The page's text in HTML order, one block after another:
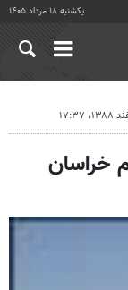
یکشنبه ۱۸ مرداد ۱۴۰۵
خراسان